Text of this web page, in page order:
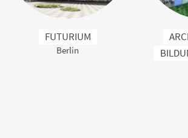
FUTURIUM
Berlin